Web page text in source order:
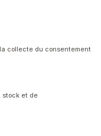
collecte du consentement
stock et de